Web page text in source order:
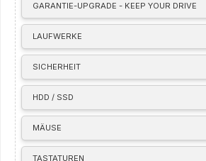
GARANTIE-UPGRADE - KEEP YOUR DRIVE
LAUFWERKE
SICHERHEIT
HDD / SSD
MÄUSE
TASTATUREN